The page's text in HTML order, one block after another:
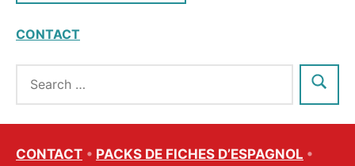
CONTACT
CONTACT • PACKS DE FICHES D’ESPAGNOL •